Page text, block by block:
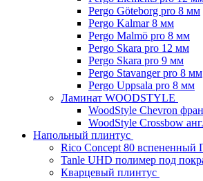
Pergo Göteborg pro 8 мм
Pergo Kalmar 8 мм
Pergo Malmö pro 8 мм
Pergo Skara pro 12 мм
Pergo Skara pro 9 мм
Pergo Stavanger pro 8 мм
Pergo Uppsala pro 8 мм
Ламинат WOODSTYLE
WoodStyle Chevron
WoodStyle Crossbow
Напольный плинтус
Rico Concept 80
Tanle UHD полимер под
Кварцевый плинтус